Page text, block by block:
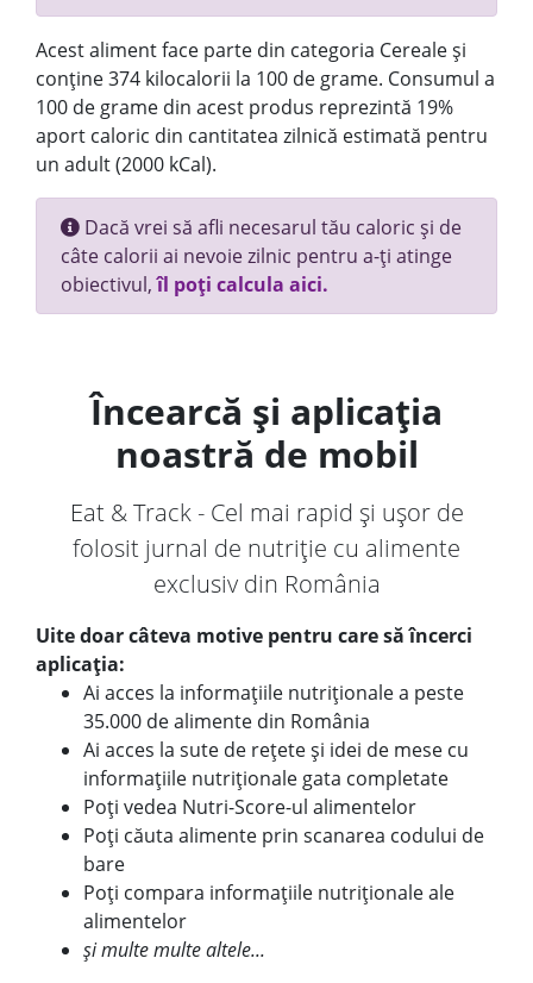
Acest aliment face parte din categoria Cereale și
conține 374 kilocalorii la 100 de grame. Consumul a
100 de grame din acest produs reprezintă 19%
aport caloric din cantitatea zilnică estimată pentru
un adult (2000 kCal).
Dacă vrei să afli necesarul tău caloric și de
câte calorii ai nevoie zilnic pentru a-ți atinge
obiectivul,îl poți calcula aici.
Încearcă și aplicația
noastră de mobil
Eat & Track - Cel mai rapid și ușor de
folosit jurnal de nutriție cu alimente
exclusiv din România
Uite doar câteva motive pentru care să încerci
aplicația:
Ai acces la informațiile nutriționale a peste
35.000 de alimente din România
Ai acces la sute de rețete și idei de mese cu
informațiile nutriționale gata completate
Poți vedea Nutri-Score-ul alimentelor
Poți căuta alimente prin scanarea codului de
bare
Poți compara informațiile nutriționale ale
alimentelor
și multe multe altele...